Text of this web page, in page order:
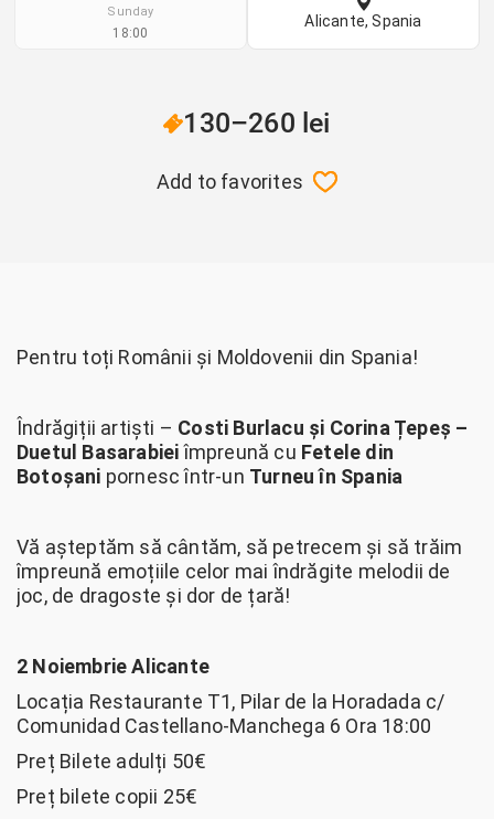
Sunday
18:00
Alicante, Spania
130–260 lei
Add to favorites
Pentru toți Românii și Moldovenii din Spania!
Îndrăgiții artiști – Costi Burlacu și Corina Țepeș –
Duetul Basarabieiîmpreună cu Fetele din
Botoșani pornesc într-un Turneu în Spania
Vă așteptăm să cântăm, să petrecem și să trăim
împreună emoțiile celor mai îndrăgite melodii de
joc, de dragoste și dor de țară!
2 Noiembrie Alicante
Locația Restaurante T1, Pilar de la Horadada c/
Comunidad Castellano-Manchega 6 Ora 18:00
Preț Bilete adulți 50€
Preț bilete copii 25€